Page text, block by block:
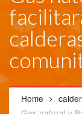
Home